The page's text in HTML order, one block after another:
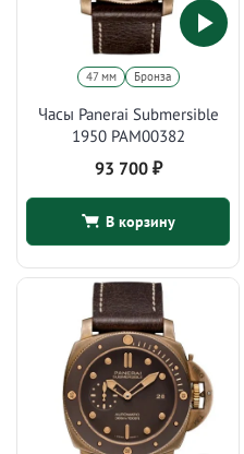
47 мм Бронза
Часы Panerai Submersible
1950 PAM00382
93 700 ₽
В корзину